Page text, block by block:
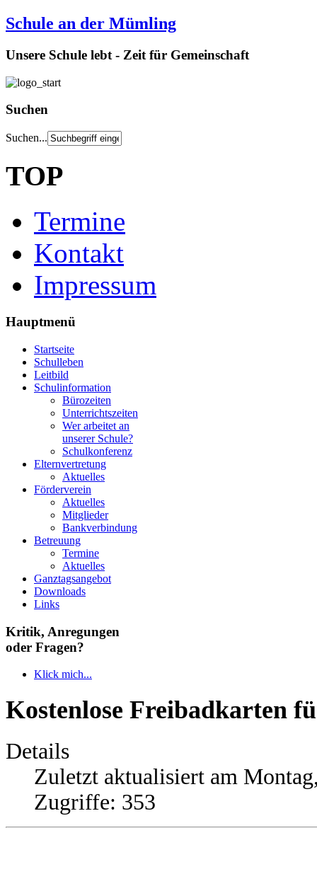
Schule an der Mümling
Unsere Schule lebt - Zeit für Gemeinschaft
Suchen
Suchen...
TOP
Termine
Kontakt
Impressum
Hauptmenü
Startseite
Schulleben
Leitbild
Schulinformation
Bürozeiten
Unterrichtszeiten
Wer arbeitet an
unserer Schule?
Schulkonferenz
Elternvertretung
Aktuelles
Förderverein
Aktuelles
Mitglieder
Bankverbindung
Betreuung
Termine
Aktuelles
Ganztagsangebot
Downloads
Links
Kritik, Anregungen
oder Fragen?
Klick mich...
Kostenlose Freibadkarten
Details
Zuletzt aktualisiert am
Zugriffe: 353